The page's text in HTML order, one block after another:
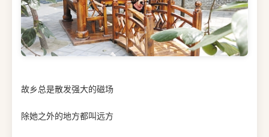
故乡总是散发强大的磁场
除她之外的地方都叫远方